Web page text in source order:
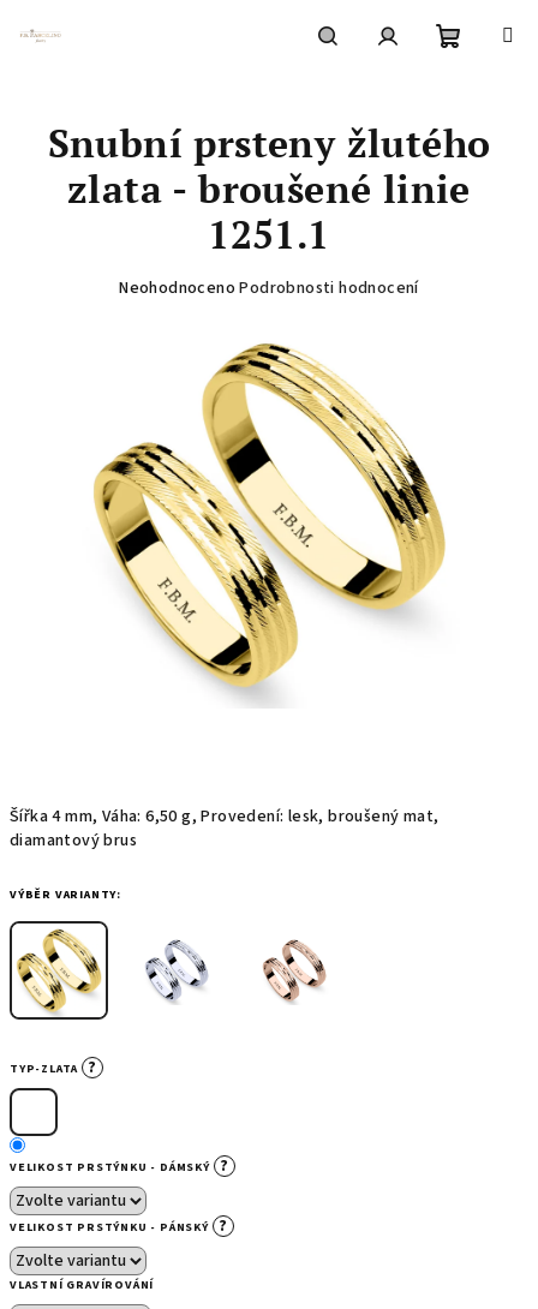
košík
Šířka 4 mm, Váha: 6,50 g, Provedení: lesk, broušený mat,
diamantový brus
VÝBĚR VARIANTY:
TYP-ZLATA ?
VELIKOST PRSTÝNKU - DÁMSKÝ ?
VELIKOST PRSTÝNKU - PÁNSKÝ ?
VLASTNÍ GRAVÍROVÁNÍ
Snubní prsteny žlutého
zlata - broušené linie
1251.1
Průměrné
hvězdiček.
Neohodnoceno Podrobnosti hodnocení